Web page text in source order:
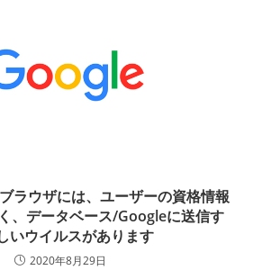
ラウザには、ユーザーの資格情報
、データベース/Googleに送信す
いウイルスがあります
2020年8月29日